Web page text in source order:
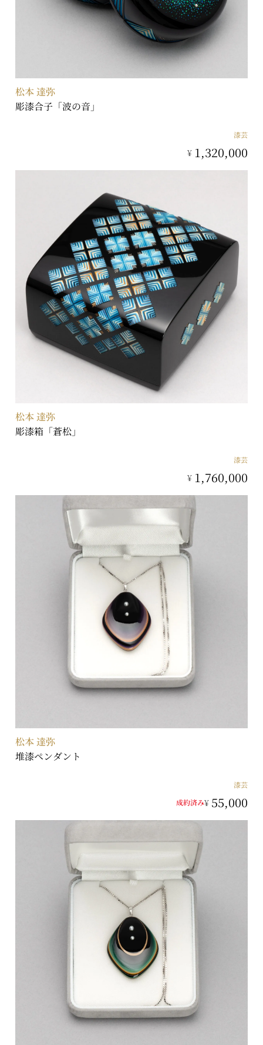
松本 達弥
彫漆合子「波の音」
漆芸
¥ 1,320,000
松本 達弥
彫漆箱「蒼松」
漆芸
¥ 1,760,000
松本 達弥
堆漆ペンダント
漆芸
成約済み¥ 55,000